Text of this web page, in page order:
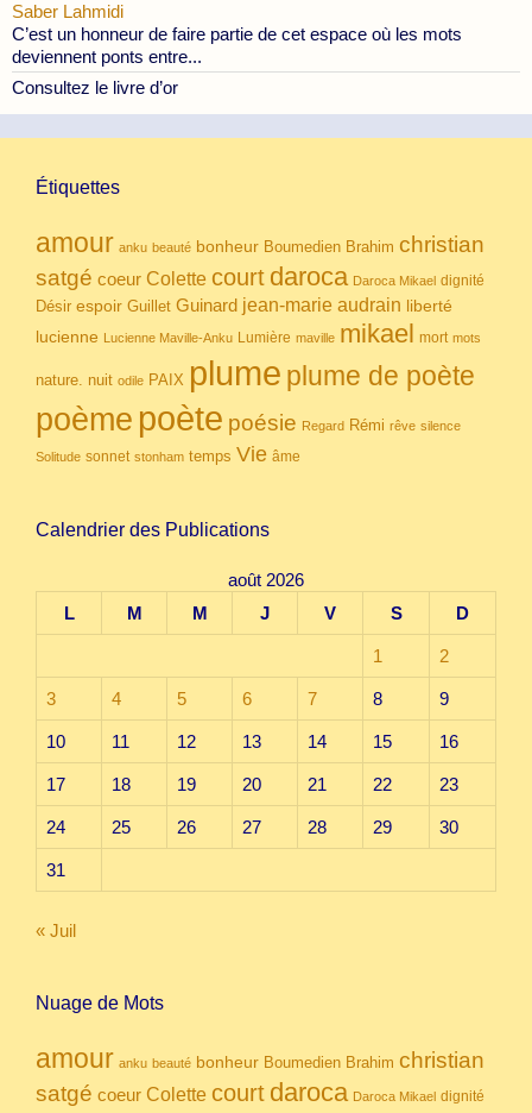
Saber Lahmidi
C’est un honneur de faire partie de cet espace où les mots
deviennent ponts entre...
Consultez le livre d’or
Étiquettes
amour anku beauté bonheur Boumedien Brahim christian
satgé coeur Colette court daroca Daroca Mikael dignité
Désir espoir Guillet Guinard jean-marie audrain liberté
lucienne Lucienne Maville-Anku Lumière maville mikael mort mots
nature. nuit odile PAIX plume plume de poète
poème poète poésie Regard Rémi rêve silence
Solitude sonnet stonham temps Vie âme
Calendrier des Publications
août 2026
L
M M J V S D
1 2
3 4 5 6 7 8 9
10 11 12 13 14 15 16
17 18 19 20 21 22 23
24 25 26 27 28 29 30
31
« Juil
Nuage de Mots
amour anku beauté bonheur Boumedien Brahim christian
satgé coeur Colette court daroca Daroca Mikael dignité